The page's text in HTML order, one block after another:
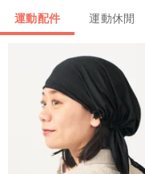
運動配件 運動休閒